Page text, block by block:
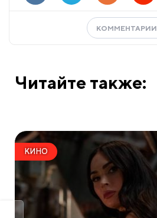
КОММЕНТАРИИ
Читайте также:
КИНО